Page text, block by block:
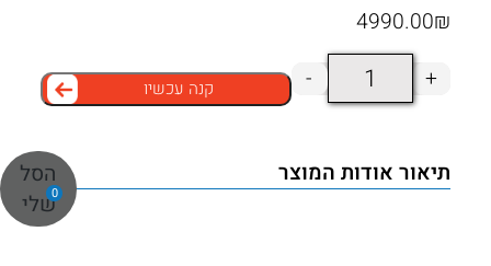
0
הסל
שלי
₪
4990.00
+ כמות
של
סיעודית
חשמלית
- קנה עכשיו
תיאור אודות המוצר +